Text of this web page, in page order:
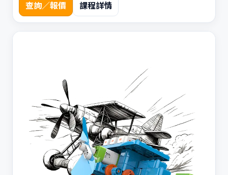
查詢／報價 課程詳情